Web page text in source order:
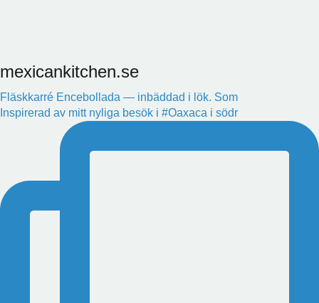
mexicankitchen.se
Fläskkarré Encebollada — inbäddad i lök. Som
Inspirerad av mitt nyliga besök i #Oaxaca i södr